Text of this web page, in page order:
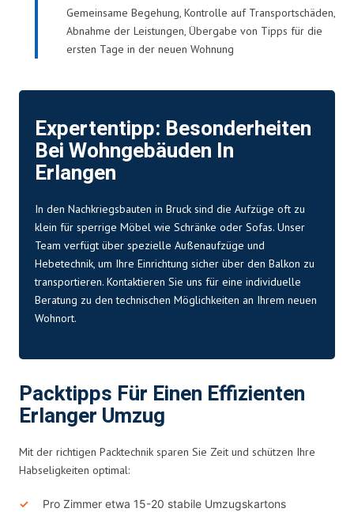
Gemeinsame Begehung, Kontrolle auf Transportschäden,
Abnahme der Leistungen, Übergabe von Tipps für die
ersten Tage in der neuen Wohnung
Expertentipp: Besonderheiten
Bei Wohngebäuden In
Erlangen
In den Nachkriegsbauten in Bruck sind die Aufzüge oft zu
klein für sperrige Möbel wie Schränke oder Sofas. Unser
Team verfügt über spezielle Außenaufzüge und
Hebetechnik, um Ihre Einrichtung sicher über den Balkon zu
transportieren. Kontaktieren Sie uns für eine individuelle
Beratung zu den technischen Möglichkeiten an Ihrem neuen
Wohnort.
Packtipps Für Einen Effizienten
Erlanger Umzug
Mit der richtigen Packtechnik sparen Sie Zeit und schützen Ihre
Habseligkeiten optimal:
Pro Zimmer etwa 15-20 stabile Umzugskartons